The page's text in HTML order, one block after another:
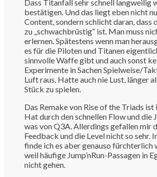
Dass Titanfall sehr schnell langweilig
bestätigen. Und das liegt eben nicht
Content, sondern schlicht daran, dass
zu „schwachbrüstig“ ist. Man muss
erlernen. Spätestens wenn man
es für die Piloten und Titanen
sinnvolle Waffe gibt und auch sonst
Experimente in Sachen Spielweise/
Luft raus. Hatte auch nie Lust, länger
Stück zu spielen.
Das Remake von Rise of the Triads
Hat durch den schnellen Flow und die
was von Q3A. Allerdings gefallen mir
Feedback und die Level nicht so sehr.
finde ich es aber genauso fürchterlich
weil häufige Jump’nRun-Passagen in
nicht gehen.